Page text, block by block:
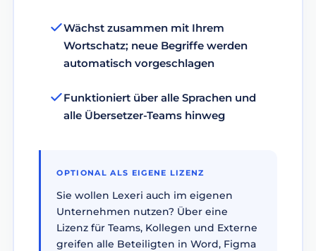
Wächst zusammen mit Ihrem
Wortschatz; neue Begriffe werden
automatisch vorgeschlagen
Funktioniert über alle Sprachen und
alle Übersetzer-Teams hinweg
OPTIONAL ALS EIGENE LIZENZ
Sie wollen Lexeri auch im eigenen
Unternehmen nutzen? Über eine
Lizenz für Teams, Kollegen und Externe
greifen alle Beteiligten in Word, Figma